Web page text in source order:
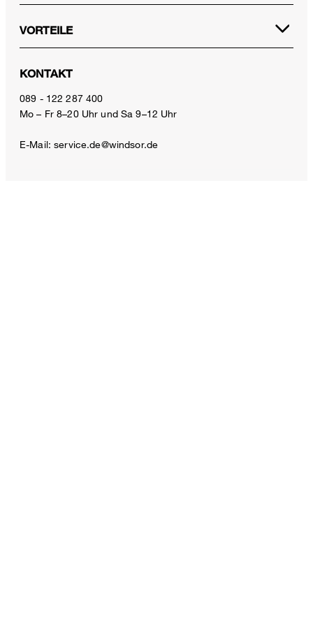
Techno-Jersey-Ballon-Hose in Taupe
VORTEILE
KONTAKT
089 - 122 287 400
Mo – Fr 8–20 Uhr und Sa 9–12 Uhr
E-Mail:service.de@windsor.de